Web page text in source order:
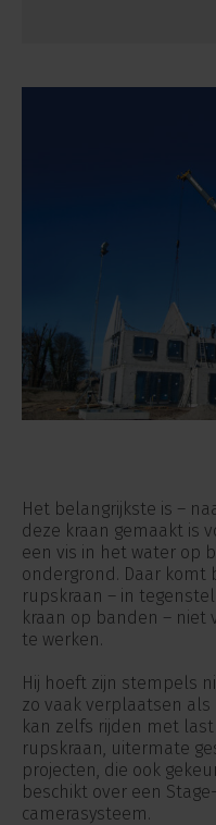
Het belangrijkste is –
deze kraan gemaakt is
een vis in het water op
ondergrond. Daar komt
rupskraan – in
kraan op banden – niet
te werken.
Hij hoeft zijn stempels
zo vaak verplaatsen als
kan zelfs rijden met
rupskraan, uitermate
projecten, die ook
beschikt over een
camerasysteem.